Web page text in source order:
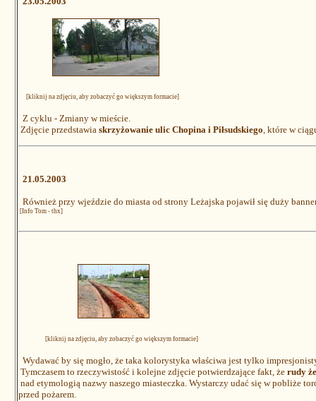
[kliknij na zdjęciu, aby zobaczyć go większym formacie]
Z cyklu - Zmiany w mieście.
Zdjęcie przedstawia skrzyżowanie ulic Chopina i Piłsudskiego, które w
21.05.2003
Również przy wjeździe do miasta od strony Leżajska pojawił się duży
[Info Tom - thx]
[kliknij na zdjęciu, aby zobaczyć go większym formacie]
Wydawać by się mogło, że taka kolorystyka właściwa jest tylko
Tymczasem to rzeczywistość i kolejne zdjęcie potwierdzające fakt, że rudy
nad etymologią nazwy naszego miasteczka. Wystarczy udać się w pobliże
przed pożarem.